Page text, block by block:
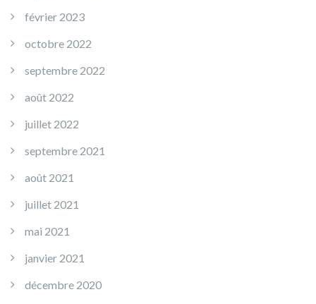
février 2023
octobre 2022
septembre 2022
août 2022
juillet 2022
septembre 2021
août 2021
juillet 2021
mai 2021
janvier 2021
décembre 2020